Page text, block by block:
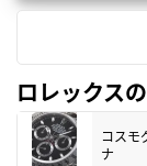
ロレックス
コスモ
ナ